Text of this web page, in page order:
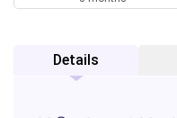
Details